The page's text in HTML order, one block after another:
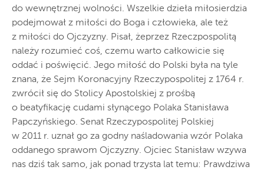
do wewnętrznej wolności. Wszelkie dzieła miłosierdzia
podejmował z miłości do Boga i człowieka, ale też
z miłości do Ojczyzny. Pisał, żeprzez Rzeczpospolitą
należy rozumieć coś, czemu warto całkowicie się
oddać i poświęcić. Jego miłość do Polski była na tyle
znana, że Sejm Koronacyjny Rzeczypospolitej z 1764 r.
zwrócił się do Stolicy Apostolskiej z prośbą
o beatyfikację cudami słynącego Polaka Stanisława
Papczyńskiego. Senat Rzeczypospolitej Polskiej
w 2011 r. uznał go za godny naśladowania wzór Polaka
oddanego sprawom Ojczyzny. Ojciec Stanisław wzywa
nas dziś tak samo, jak ponad trzysta lat temu: Prawdziwa